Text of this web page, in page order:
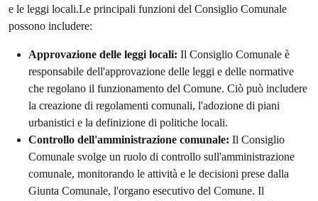
e le leggi locali.Le principali funzioni del Consiglio Comunale
possono includere:
Approvazione delle leggi locali: Il Consiglio Comunale è
responsabile dell'approvazione delle leggi e delle normative
che regolano il funzionamento del Comune. Ciò può includere
la creazione di regolamenti comunali, l'adozione di piani
urbanistici e la definizione di politiche locali.
Controllo dell'amministrazione comunale: Il Consiglio
Comunale svolge un ruolo di controllo sull'amministrazione
comunale, monitorando le attività e le decisioni prese dalla
Giunta Comunale, l'organo esecutivo del Comune. Il